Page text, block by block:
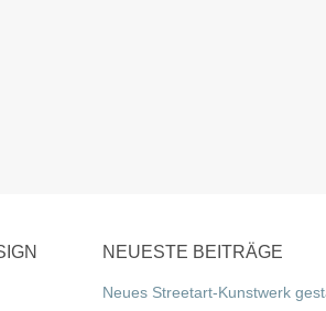
NEUESTE BEITRÄGE
Neues Streetart-Kunstwerk